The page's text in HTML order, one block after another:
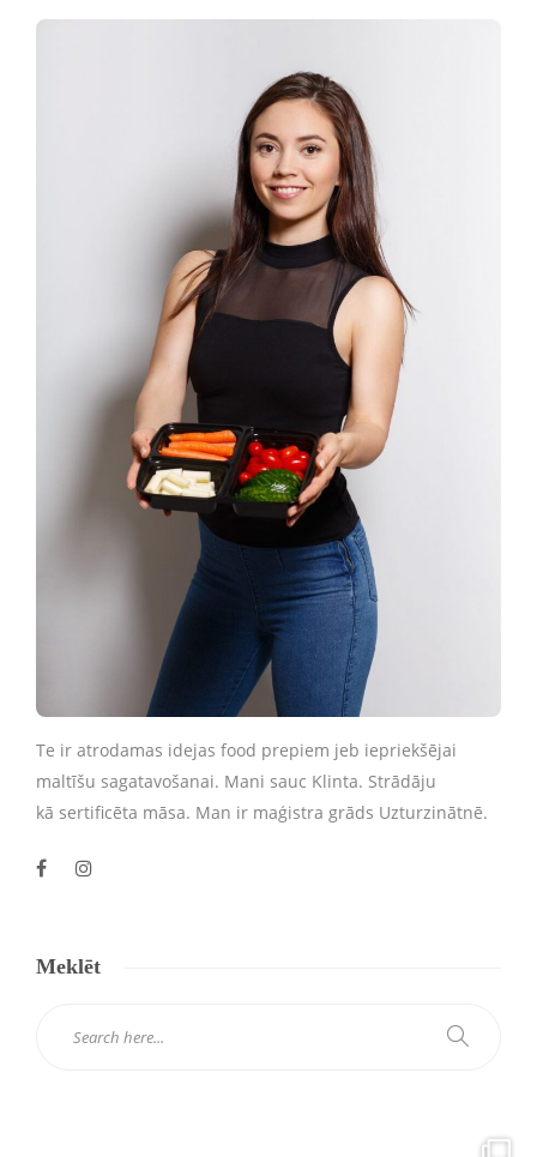
Te ir atrodamas idejas food prepiem jeb iepriekšējai
maltīšu sagatavošanai. Mani sauc Klinta. Strādāju
kā sertificēta māsa. Man ir maģistra grāds Uzturzinātnē.
Meklēt